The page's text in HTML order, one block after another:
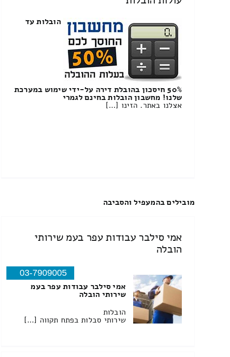
הובלות עד
50% חיסכון בהובלת דירה על-ידי שימוש במערכת
שלנו! מחשבון הובלות בחינם לגמרי
אצלנו באתר. הזינו […]
מובילים בהמעפיל והסביבה
אמי סילבר עבודות עפר בעמ שירותי
הובלה
03-7909005
אמי סילבר עבודות עפר בעמ
שירותי הובלה
הובלות
שירותי סבלות בפתח תקווה […]